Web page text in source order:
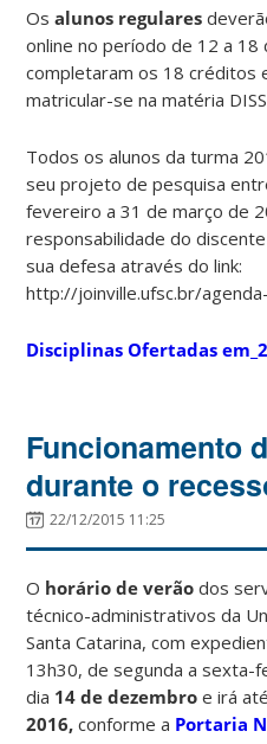
Osalunos regulares
online no período de 12 a 18
completaram os 18 créditos
matricular-se na matéria
Todos os alunos da turma
seu projeto de pesquisa
fevereiro a 31 de março de
responsabilidade do
sua defesa através do link:
http://joinville.ufsc.br/
Disciplinas Ofertadas
Funcionamento
durante o
22/12/2015 11:25
O horário de verão dos
técnico-administrativos da
Santa Catarina, com
13h30, de segunda a sexta-
dia 14 de dezembro e irá
2016,conforme a Portaria